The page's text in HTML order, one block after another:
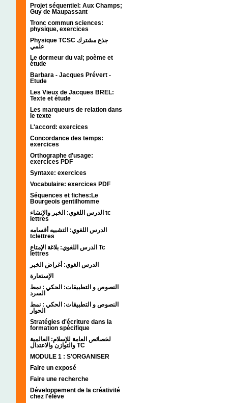
Projet séquentiel: Aux Champs;
Guy de Maupassant
Tronc commun sciences:
physique, exercices
Physique TCSC جذع مشترك
علمي
Le dormeur du val; poème et
étude
Barbara - Jacques Prévert -
Etude
Les Vieux de Jacques BREL:
Texte et étude
Les marqueurs de relation dans
le texte
L'accord: exercices
Concordance des temps:
exercices
Orthographe d’usage:
exercices PDF
Syntaxe: exercices
Vocabulaire: exercices PDF
Séquences et fiches:Le
Bourgeois gentilhomme
الدرس اللغوي: الخبر والإنشاء tc
lettres
الدرس اللغوي: التشبيه أقسامه
tclettres
الدرس اللغوي: بلاغة الإمتاع Tc
lettres
الدرس الغوي: أغراض الخبر
الإستعارة
النصوص و التطبيقات: الحكي : نمط
السرد
النصوص و التطبيقات: الحكي : نمط
الحوار
Stratégies d'écriture dans la
formation spécifique
لخصائص العامة للإسلام: العالمية
والتوازن والاعتدال TC
MODULE 1 : S'ORGANISER
Faire un exposé
Faire une recherche
Développement de la créativité
chez l'élève